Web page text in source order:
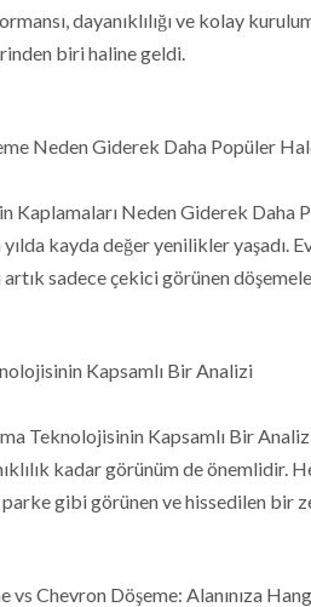
dayanıklılığı ve kolay
biri haline geldi.
Neden Giderek Daha Popüler
Kaplamaları Neden Giderek
kayda değer yenilikler yaşadı.
sadece çekici görünen
Kapsamlı Bir Analizi
Teknolojisinin Kapsamlı Bir
kadar görünüm de önemlidir.
gibi görünen ve hissedilen bir
vs Chevron Döşeme: Alanınıza